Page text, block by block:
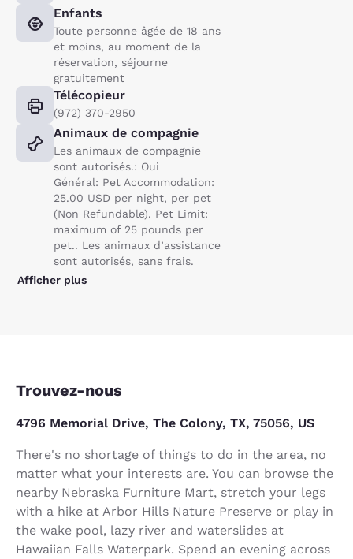
Enfants
Toute personne âgée de 18 ans
et moins, au moment de la
réservation, séjourne
gratuitement
Télécopieur
(972) 370-2950
Animaux de compagnie
Les animaux de compagnie
sont autorisés.: Oui
Général: Pet Accommodation:
25.00 USD per night, per pet
(Non Refundable). Pet Limit:
maximum of 25 pounds per
pet.. Les animaux d’assistance
sont autorisés, sans frais.
Afficher plus
Trouvez-nous
4796 Memorial Drive, The Colony, TX, 75056, US
There's no shortage of things to do in the area, no
matter what your interests are. You can browse the
nearby Nebraska Furniture Mart, stretch your legs
with a hike at Arbor Hills Nature Preserve or play in
the wake pool, lazy river and waterslides at
Hawaiian Falls Waterpark. Spend an evening across